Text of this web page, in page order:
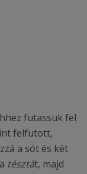
futassuk fel
felfutott,
a sót és két
tésztát, majd